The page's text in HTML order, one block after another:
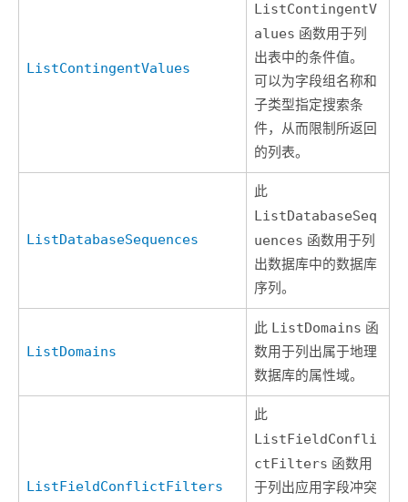
ListContingentValues
ListContingentV
alues 函数用于列
出表中的条件值。
可以为字段组名称和
子类型指定搜索条
件，从而限制所返回
的列表。
ListDatabaseSequences
此
ListDatabaseSeq
uences 函数用于列
出数据库中的数据库
序列。
ListDomains
此 ListDomains 函
数用于列出属于地理
数据库的属性域。
ListFieldConflictFilters
此
ListFieldConfli
ctFilters 函数用
于列出应用字段冲突